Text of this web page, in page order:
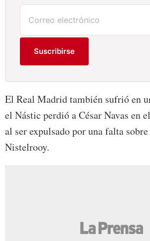
Suscribirse
El Real Madrid también sufrió en
el Nástic perdió a César Navas en
al ser expulsado por una falta
Nistelrooy.